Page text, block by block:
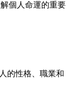
個人命運的重要
的性格、職業和